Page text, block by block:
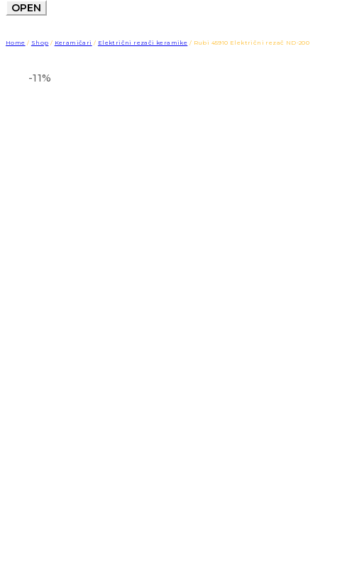
OPEN
Home / Shop / Keramičari / Električni rezači keramike / Rubi 45910 Električni rezač ND-200
-11%